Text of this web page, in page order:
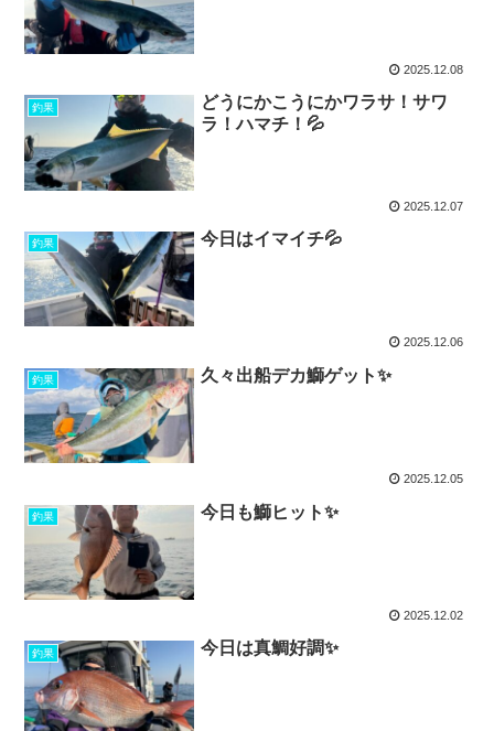
2025.12.08
釣果
どうにかこうにかワラサ！サワ
ラ！ハマチ！💦
2025.12.07
釣果 今日はイマイチ💦
2025.12.06
釣果 久々出船デカ鰤ゲット✨
2025.12.05
釣果 今日も鰤ヒット✨
2025.12.02
釣果 今日は真鯛好調✨